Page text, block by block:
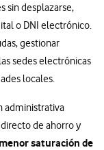
sin desplazarse,
o DNI electrónico.
gestionar
sedes electrónicas
locales.
administrativa
de ahorro y
saturación de